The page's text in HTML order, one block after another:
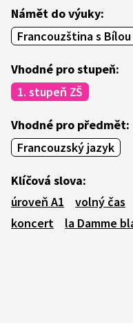
Námět do výuky:
Francouzština s
Vhodné pro stupeň:
1. stupeň ZŠ
Vhodné pro předmět:
Francouzský jazyk
Klíčová slova:
úroveň A1
volný čas
koncert
la Damme